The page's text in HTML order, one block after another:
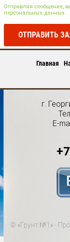
Отправляя сообщение,
персональных данных
ОТПРАВИТЬ
Главная
г.
E-
© «Грунт №1» -